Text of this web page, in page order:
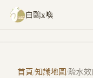
跳至主要內容
白鷗x喚
首頁/知識地圖/疏水